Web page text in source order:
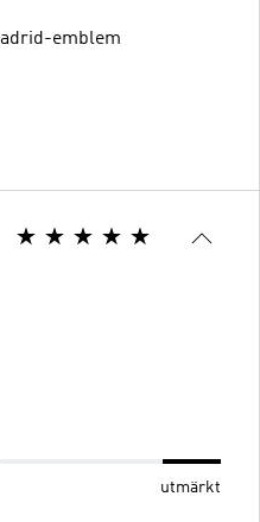
emblem
utmärkt